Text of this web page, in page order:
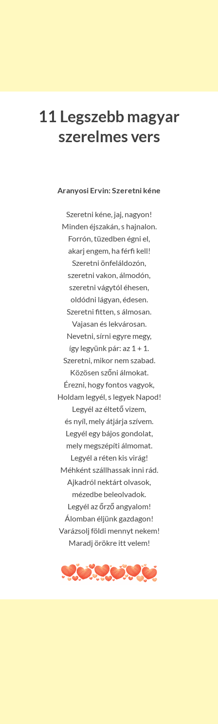
11 Legszebb magyar
szerelmes vers
Aranyosi Ervin: Szeretni kéne
Szeretni kéne, jaj, nagyon!
Minden éjszakán, s hajnalon.
Forrón, tüzedben égni el,
akarj engem, ha férfi kell!
Szeretni önfeláldozón,
szeretni vakon, álmodón,
szeretni vágytól éhesen,
oldódni lágyan, édesen.
Szeretni fitten, s álmosan.
Vajasan és lekvárosan.
Nevetni, sírni egyre megy,
így legyünk pár: az 1 + 1.
Szeretni, mikor nem szabad.
Közösen szőni álmokat.
Érezni, hogy fontos vagyok,
Holdam legyél, s legyek Napod!
Legyél az éltető vizem,
és nyíl, mely átjárja szívem.
Legyél egy bájos gondolat,
mely megszépíti álmomat.
Legyél a réten kis virág!
Méhként szállhassak inni rád.
Ajkadról nektárt olvasok,
mézedbe beleolvadok.
Legyél az őrző angyalom!
Álomban éljünk gazdagon!
Varázsolj földi mennyt nekem!
Maradj örökre itt velem!